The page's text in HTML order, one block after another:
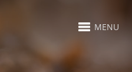
MENU